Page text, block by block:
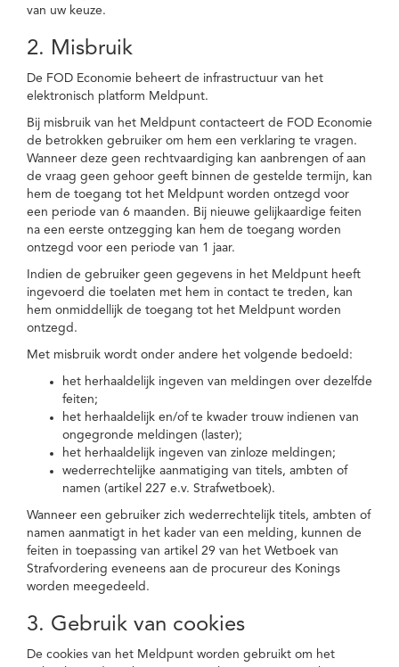
van uw keuze.
2. Misbruik
De FOD Economie beheert de infrastructuur van het
elektronisch platform Meldpunt.
Bij misbruik van het Meldpunt contacteert de FOD Economie
de betrokken gebruiker om hem een verklaring te vragen.
Wanneer deze geen rechtvaardiging kan aanbrengen of aan
de vraag geen gehoor geeft binnen de gestelde termijn, kan
hem de toegang tot het Meldpunt worden ontzegd voor
een periode van 6 maanden. Bij nieuwe gelijkaardige feiten
na een eerste ontzegging kan hem de toegang worden
ontzegd voor een periode van 1 jaar.
Indien de gebruiker geen gegevens in het Meldpunt heeft
ingevoerd die toelaten met hem in contact te treden, kan
hem onmiddellijk de toegang tot het Meldpunt worden
ontzegd.
Met misbruik wordt onder andere het volgende bedoeld:
het herhaaldelijk ingeven van meldingen over dezelfde
feiten;
het herhaaldelijk en/of te kwader trouw indienen van
ongegronde meldingen (laster);
het herhaaldelijk ingeven van zinloze meldingen;
wederrechtelijke aanmatiging van titels, ambten of
namen (artikel 227 e.v. Strafwetboek).
Wanneer een gebruiker zich wederrechtelijk titels, ambten of
namen aanmatigt in het kader van een melding, kunnen de
feiten in toepassing van artikel 29 van het Wetboek van
Strafvordering eveneens aan de procureur des Konings
worden meegedeeld.
3. Gebruik van cookies
De cookies van het Meldpunt worden gebruikt om het